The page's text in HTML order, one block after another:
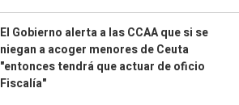
El Gobierno alerta a las CCAA que si se
niegan a acoger menores de Ceuta
"entonces tendrá que actuar de oficio
Fiscalía"